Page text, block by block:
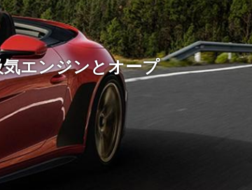
エンジンとオープ